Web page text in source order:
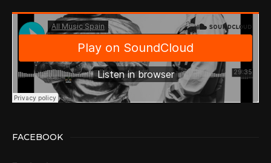
FACEBOOK